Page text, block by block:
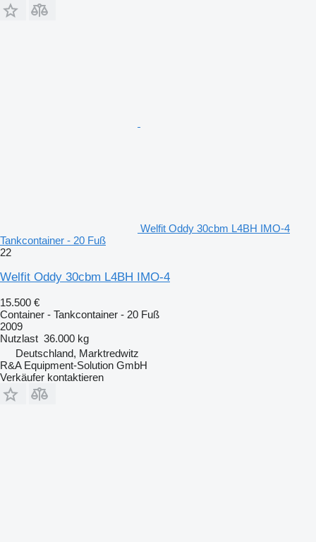
Welfit Oddy 30cbm L4BH IMO-4
Tankcontainer - 20 Fuß
22
Welfit Oddy 30cbm L4BH IMO-4
15.500 €
Container - Tankcontainer - 20 Fuß
2009
Nutzlast 36.000 kg
Deutschland, Marktredwitz
R&A Equipment-Solution GmbH
Verkäufer kontaktieren